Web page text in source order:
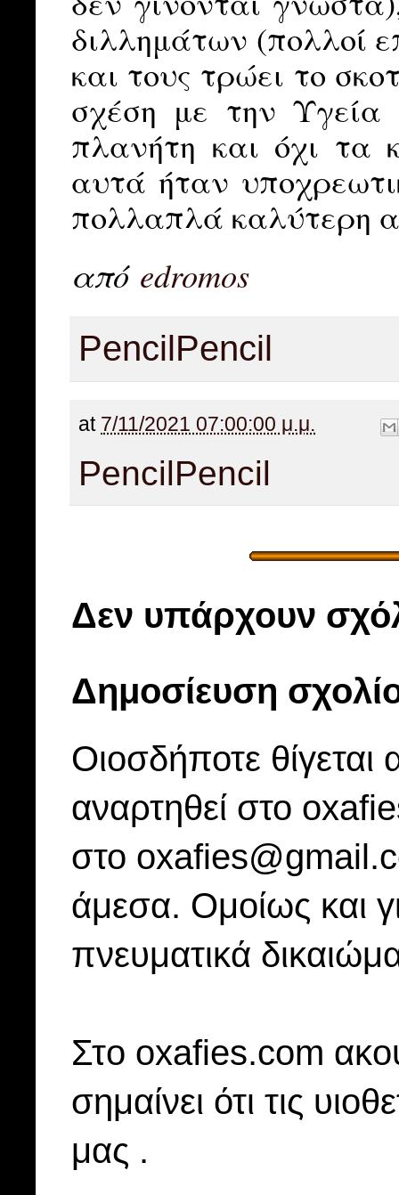
διλλημάτων (πολλοί
και τους τρώει το
σχέση με την
πλανήτη και όχι τα
αυτά ήταν
πολλαπλά καλύτερη
από edromos
PencilPencil
at 7/11/2021 07:00:00 μ.μ.
PencilPencil
Δεν υπάρχουν
Δημοσίευση
Οιοσδήποτε
αναρτηθεί στο
στο
άμεσα. Ομοίως και
πνευματικά
Στo oxafies.com
σημαίνει ότι τις
μας .